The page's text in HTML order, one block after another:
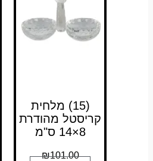
(15) מלחית
קריסטל מהודרת
₪101.00